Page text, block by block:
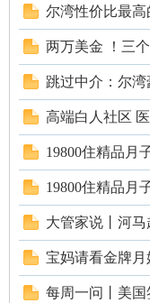
尔湾性价比最
两万美金 ！三
跳过中介：尔
高端白人社区
19800住精品月
19800住精品月
大管家说丨河
宝妈请看金牌月
每周一问丨美国